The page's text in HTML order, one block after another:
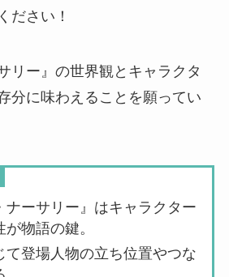
ださい！
リー』の世界観とキャラクタ
分に味わえることを願ってい
ナーサリー』はキャラクター
物語の鍵。
て登場人物の立ち位置やつな